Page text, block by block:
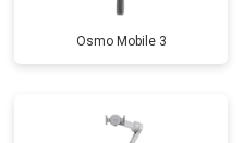
Osmo Mobile 3